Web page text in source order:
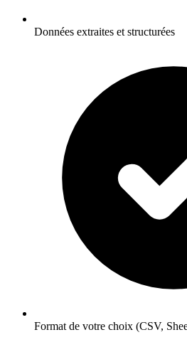
Données extraites et structurées
Format de votre choix (CSV,